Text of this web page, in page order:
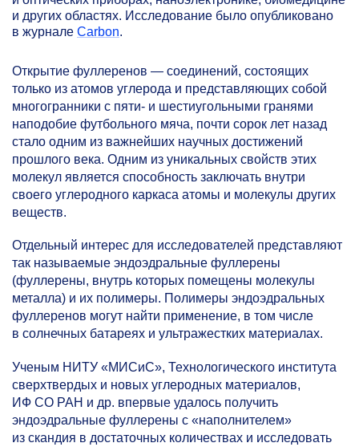
и других областях. Исследование было опубликовано
в журнале Carbon.
Открытие фуллеренов — соединений, состоящих
только из атомов углерода и представляющих собой
многогранники с пяти- и шестиугольными гранями
наподобие футбольного мяча, почти сорок лет назад
стало одним из важнейших научных достижений
прошлого века. Одним из уникальных свойств этих
молекул является способность заключать внутри
своего углеродного каркаса атомы и молекулы других
веществ.
Отдельный интерес для исследователей представляют
так называемые эндоэдральные фуллерены
(фуллерены, внутрь которых помещены молекулы
металла) и их полимеры. Полимеры эндоэдральных
фуллеренов могут найти применение, в том числе
в солнечных батареях и ультражестких материалах.
Ученым НИТУ «МИСиС», Технологического института
сверхтвердых и новых углеродных материалов,
ИФ СО РАН и др. впервые удалось получить
эндоэдральные фуллерены с «наполнителем»
из скандия в достаточных количествах и исследовать